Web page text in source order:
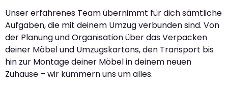
Unser erfahrenes Team übernimmt für dich sämtliche
Aufgaben, die mit deinem Umzug verbunden sind. Von
der Planung und Organisation über das Verpacken
deiner Möbel und Umzugskartons, den Transport bis
hin zur Montage deiner Möbel in deinem neuen
Zuhause – wir kümmern uns um alles.